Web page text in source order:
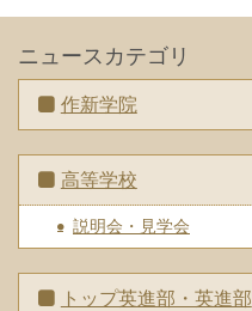
ニュースカテゴリ
作新学院
高等学校
説明会・見学会
トップ英進部・英進部